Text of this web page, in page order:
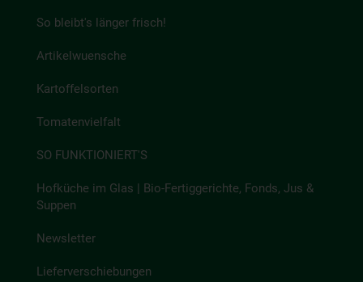
So bleibt's länger frisch!
Artikelwuensche
Kartoffelsorten
Tomatenvielfalt
SO FUNKTIONIERT'S
Hofküche im Glas | Bio-Fertiggerichte, Fonds, Jus &
Suppen
Newsletter
Lieferverschiebungen